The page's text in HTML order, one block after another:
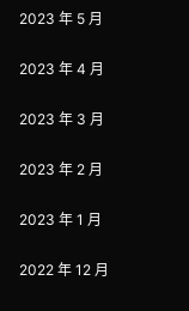
2023 年 5 月
2023 年 4 月
2023 年 3 月
2023 年 2 月
2023 年 1 月
2022 年 12 月